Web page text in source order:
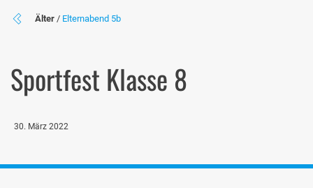
Älter / Elternabend 5b
Sportfest Klasse 8
30. März 2022